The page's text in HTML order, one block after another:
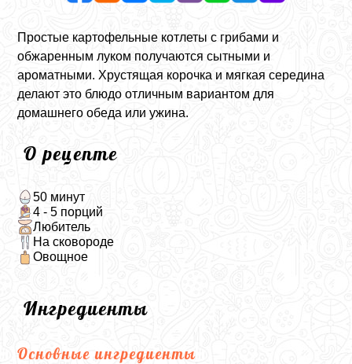
Простые картофельные котлеты с грибами и
обжаренным луком получаются сытными и
ароматными. Хрустящая корочка и мягкая середина
делают это блюдо отличным вариантом для
домашнего обеда или ужина.
О рецепте
50 минут
4 - 5 порций
Любитель
На сковороде
Овощное
Ингредиенты
Основные ингредиенты